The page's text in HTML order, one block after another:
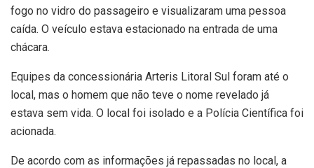
fogo no vidro do passageiro e visualizaram uma pessoa
caída. O veículo estava estacionado na entrada de uma
chácara.
Equipes da concessionária Arteris Litoral Sul foram até o
local, mas o homem que não teve o nome revelado já
estava sem vida. O local foi isolado e a Polícia Científica foi
acionada.
De acordo com as informações já repassadas no local, a